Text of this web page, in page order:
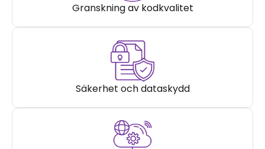
Granskning av kodkvalitet
Säkerhet och dataskydd